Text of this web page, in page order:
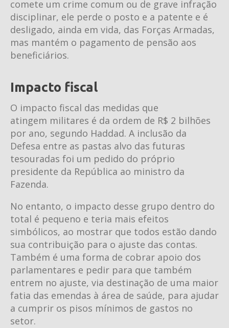
comete um crime comum ou de grave infração
disciplinar, ele perde o posto e a patente e é
desligado, ainda em vida, das Forças Armadas,
mas mantém o pagamento de pensão aos
beneficiários.
Impacto fiscal
O impacto fiscal das medidas que
atingem militares é da ordem de R$ 2 bilhões
por ano, segundo Haddad. A inclusão da
Defesa entre as pastas alvo das futuras
tesouradas foi um pedido do próprio
presidente da República ao ministro da
Fazenda.
No entanto, o impacto desse grupo dentro do
total é pequeno e teria mais efeitos
simbólicos, ao mostrar que todos estão dando
sua contribuição para o ajuste das contas.
Também é uma forma de cobrar apoio dos
parlamentares e pedir para que também
entrem no ajuste, via destinação de uma maior
fatia das emendas à área de saúde, para ajudar
a cumprir os pisos mínimos de gastos no
setor.